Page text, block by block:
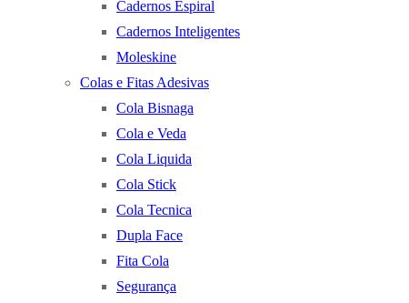
Cadernos Espiral
Cadernos Inteligentes
Moleskine
Colas e Fitas Adesivas
Cola Bisnaga
Cola e Veda
Cola Liquida
Cola Stick
Cola Tecnica
Dupla Face
Fita Cola
Segurança